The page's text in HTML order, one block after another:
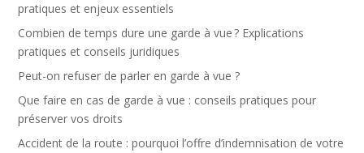
pratiques et enjeux essentiels
Combien de temps dure une garde à vue ? Explications
pratiques et conseils juridiques
Peut-on refuser de parler en garde à vue ?
Que faire en cas de garde à vue : conseils pratiques pour
préserver vos droits
Accident de la route : pourquoi l’offre d’indemnisation de votre